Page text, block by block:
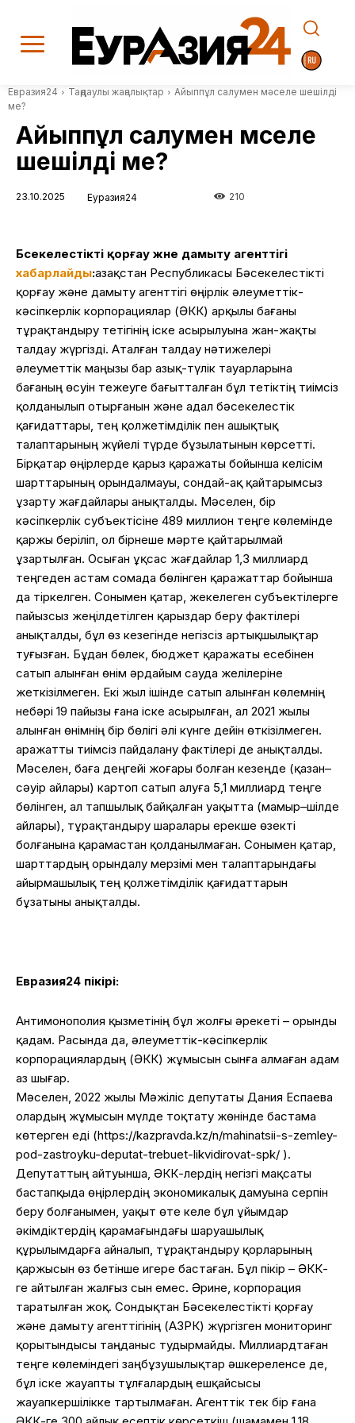
Евразия24 Таңдаулы жаңалықтар
Айыппұл салумен мәселе шешілді
ме?
Айыппұл салумен мәселе
шешілді ме?
23.10.2025 Еуразия24 210
Бәсекелестікті қорғау және дамыту агенттігі
хабарлайды:Қазақстан Республикасы Бәсекелестікті
қорғау және дамыту агенттігі өңірлік әлеуметтік-
кәсіпкерлік корпорациялар (ӘКК) арқылы бағаны
тұрақтандыру тетігінің іске асырылуына жан-жақты
талдау жүргізді. Аталған талдау нәтижелері
әлеуметтік маңызы бар азық-түлік тауарларына
бағаның өсуін тежеуге бағытталған бұл тетіктің тиімсіз
қолданылып отырғанын және адал бәсекелестік
қағидаттары, тең қолжетімділік пен ашықтық
талаптарының жүйелі түрде бұзылатынын көрсетті.
Бірқатар өңірлерде қарыз қаражаты бойынша келісім
шарттарының орындалмауы, сондай-ақ қайтарымсыз
ұзарту жағдайлары анықталды. Мәселен, бір
кәсіпкерлік субъектісіне 489 миллион теңге көлемінде
қаржы беріліп, ол бірнеше мәрте қайтарылмай
ұзартылған. Осыған ұқсас жағдайлар 1,3 миллиард
теңгеден астам сомада бөлінген қаражаттар бойынша
да тіркелген. Сонымен қатар, жекелеген субъектілерге
пайызсыз жеңілдетілген қарыздар беру фактілері
анықталды, бұл өз кезегінде негізсіз артықшылықтар
туғызған. Бұдан бөлек, бюджет қаражаты есебінен
сатып алынған өнім әрдайым сауда желілеріне
жеткізілмеген. Екі жыл ішінде сатып алынған көлемнің
небәрі 19 пайызы ғана іске асырылған, ал 2021 жылы
алынған өнімнің бір бөлігі әлі күнге дейін өткізілмеген.
Қаражатты тиімсіз пайдалану фактілері де анықталды.
Мәселен, баға деңгейі жоғары болған кезеңде (қазан–
сәуір айлары) картоп сатып алуға 5,1 миллиард теңге
бөлінген, ал тапшылық байқалған уақытта (мамыр–шілде
айлары), тұрақтандыру шаралары ерекше өзекті
болғанына қарамастан қолданылмаған. Сонымен қатар,
шарттардың орындалу мерзімі мен талаптарындағы
айырмашылық тең қолжетімділік қағидаттарын
бұзатыны анықталды.
Евразия24 пікірі:
Антимонополия қызметінің бұл жолғы әрекеті – орынды
қадам. Расында да, әлеуметтік-кәсіпкерлік
корпорациялардың (ӘКК) жұмысын сынға алмаған адам
аз шығар.
Мәселен, 2022 жылы Мәжіліс депутаты Дания Еспаева
олардың жұмысын мүлде тоқтату жөнінде бастама
көтерген еді (https://kazpravda.kz/n/mahinatsii-s-zemley-
pod-zastroyku-deputat-trebuet-likvidirovat-spk/ ).
Депутаттың айтуынша, ӘКК-лердің негізгі мақсаты
бастапқыда өңірлердің экономикалық дамуына серпін
беру болғанымен, уақыт өте келе бұл ұйымдар
әкімдіктердің қарамағындағы шаруашылық
құрылымдарға айналып, тұрақтандыру қорларының
қаржысын өз бетінше игере бастаған. Бұл пікір – ӘКК-
ге айтылған жалғыз сын емес. Әрине, корпорация
таратылған жоқ. Сондықтан Бәсекелестікті қорғау
және дамыту агенттігінің (АЗРК) жүргізген мониторинг
қорытындысы таңданыс тудырмайды. Миллиардтаған
теңге көлеміндегі заңбұзушылықтар әшкереленсе де,
бұл іске жауапты тұлғалардың ешқайсысы
жауапкершілікке тартылмаған. Агенттік тек бір ғана